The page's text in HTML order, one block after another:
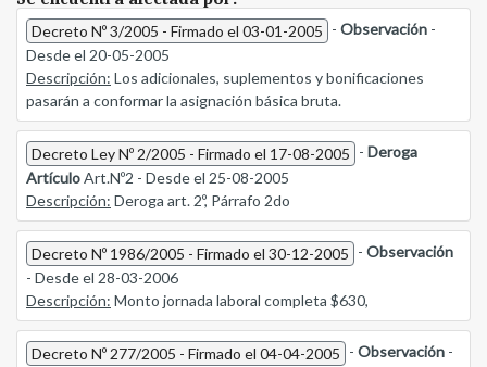
Decreto Nº 3/2005 - Firmado el 03-01-2005 - Observación -
Desde el 20-05-2005
Descripción: Los adicionales, suplementos y bonificaciones
pasarán a conformar la asignación básica bruta.
Decreto Ley Nº 2/2005 - Firmado el 17-08-2005 - Deroga
ArtículoArt.Nº2 - Desde el 25-08-2005
Descripción: Deroga art. 2º, Párrafo 2do
Decreto Nº 1986/2005 - Firmado el 30-12-2005 - Observación
- Desde el 28-03-2006
Descripción: Monto jornada laboral completa $630,
Decreto Nº 277/2005 - Firmado el 04-04-2005 - Observación -